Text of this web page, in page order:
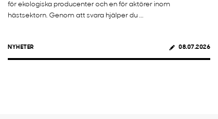
för ekologiska producenter och en för aktörer inom
hästsektorn. Genom att svara hjälper du ...
NYHETER 08.07.2026